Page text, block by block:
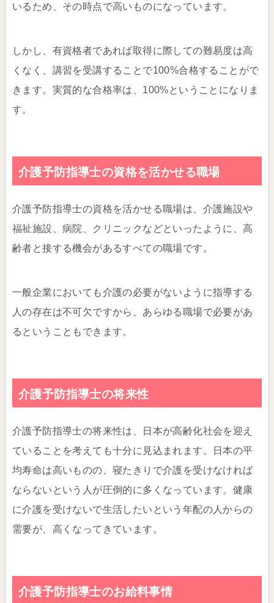
いるため、その時点で高いものになっています。
しかし、有資格者であれば取得に際しての難易度は高
くなく、講習を受講することで100%合格することがで
きます。実質的な合格率は、100%ということになりま
す。
介護予防指導士の資格を活かせる職場
介護予防指導士の資格を活かせる職場は、介護施設や
福祉施設、病院、クリニックなどといったように、高
齢者と接する機会があるすべての職場です。
一般企業においても介護の必要がないように指導する
人の存在は不可欠ですから、あらゆる職場で必要があ
るということもできます。
介護予防指導士の将来性
介護予防指導士の将来性は、日本が高齢化社会を迎え
ていることを考えても十分に見込まれます。日本の平
均寿命は高いものの、寝たきりで介護を受けなければ
ならないという人が圧倒的に多くなっています。健康
に介護を受けないで生活したいという年配の人からの
需要が、高くなってきています。
介護予防指導士のお給料事情